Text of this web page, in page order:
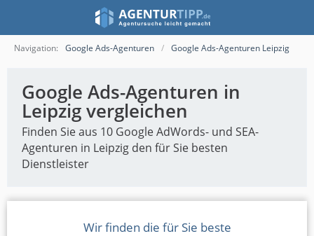
Navigation: Google Ads-Agenturen Google Ads-Agenturen Leipzig
Google Ads-Agenturen in
Leipzig vergleichen
Finden Sie aus 10 Google AdWords- und SEA-
Agenturen in Leipzig den für Sie besten
Dienstleister
Wir finden die für Sie beste